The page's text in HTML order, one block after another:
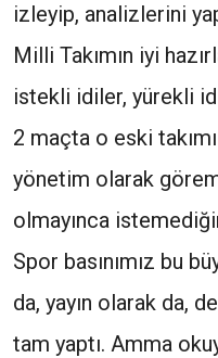
izleyip, analizlerini
Milli Takımın iyi
istekli idiler, yürekli
2 maçta o eski
yönetim olarak
olmayınca
Spor basınımız bu
da, yayın olarak da,
tam yaptı. Amma